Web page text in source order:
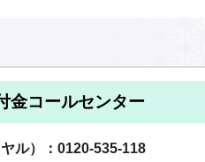
金コールセンター
ル）：0120-535-118